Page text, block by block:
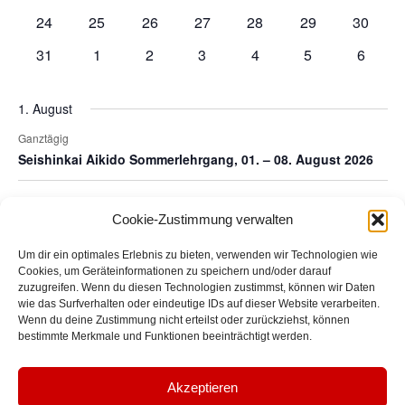
Cookie-Zustimmung verwalten
Um dir ein optimales Erlebnis zu bieten, verwenden wir Technologien wie
Cookies, um Geräteinformationen zu speichern und/oder darauf
zuzugreifen. Wenn du diesen Technologien zustimmst, können wir Daten
wie das Surfverhalten oder eindeutige IDs auf dieser Website verarbeiten.
Wenn du deine Zustimmung nicht erteilst oder zurückziehst, können
bestimmte Merkmale und Funktionen beeinträchtigt werden.
Akzeptieren
0
24
0
25
0
26
0
27
0
28
0
29
0
30
0
31
0
1
0
2
0
3
0
4
0
5
0
6
1. August
Ganztägig
Seishinkai Aikido Sommerlehrgang, 01. – 08. August 2026
Kalender abonnieren
Kalender präsentiert vonThe Events Calendar